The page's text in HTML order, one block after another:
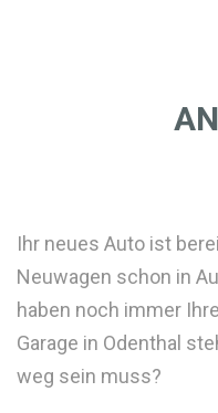
Ihr neues Auto ist
Neuwagen schon in
haben noch immer
Garage in Odenthal
weg sein muss?